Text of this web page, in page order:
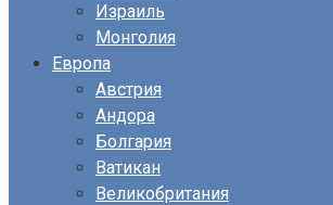
Израиль
Монголия
Европа
Австрия
Андора
Болгария
Ватикан
Великобритания